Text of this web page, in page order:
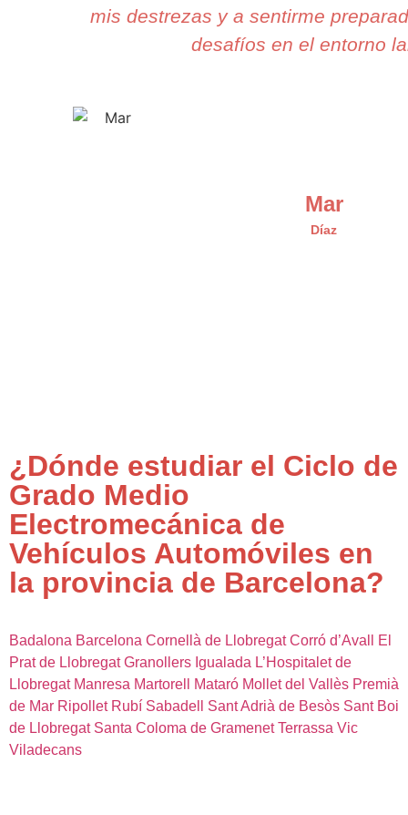
mis destrezas y a sentirme
desafíos en el entorno
Mar
Díaz
¿Dónde estudiar el Ciclo de
Grado Medio
Electromecánica de
Vehículos Automóviles en
la provincia de Barcelona?
Badalona Barcelona Cornellà de Llobregat Corró d’Avall
El
Prat de Llobregat Granollers Igualada L’Hospitalet de
Llobregat Manresa Martorell Mataró Mollet del Vallès Premià
de Mar Ripollet Rubí Sabadell Sant Adrià de Besòs Sant Boi
de Llobregat Santa Coloma de Gramenet Terrassa Vic
Viladecans